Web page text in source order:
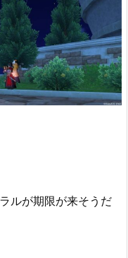
ルが期限が来そうだ